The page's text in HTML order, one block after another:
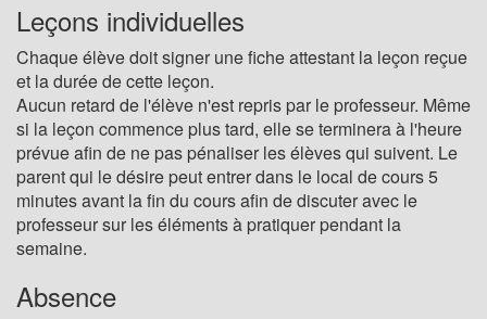
Leçons individuelles
Chaque élève doit signer une fiche attestant la leçon reçue
et la durée de cette leçon.
Aucun retard de l'élève n'est repris par le professeur. Même
si la leçon commence plus tard, elle se terminera à l'heure
prévue afin de ne pas pénaliser les élèves qui suivent. Le
parent qui le désire peut entrer dans le local de cours 5
minutes avant la fin du cours afin de discuter avec le
professeur sur les éléments à pratiquer pendant la
semaine.
Absence